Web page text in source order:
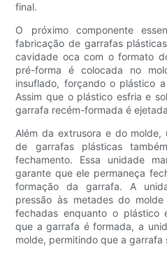
final.
O próximo componente
fabricação de garrafas
cavidade oca com o formato
pré-forma é colocada no
insuflado, forçando o plástico
Assim que o plástico esfria e
garrafa recém-formada é
Além da extrusora e do
de garrafas plásticas
fechamento. Essa unidade
garante que ele permaneça
formação da garrafa. A
pressão às metades do
fechadas enquanto o plástico
que a garrafa é formada, a
molde, permitindo que a garrafa